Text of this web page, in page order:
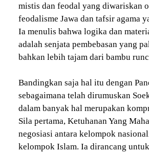
mistis dan feodal yang diwariskan
feodalisme Jawa dan tafsir agama
Ia menulis bahwa logika dan
adalah senjata pembebasan yang
bahkan lebih tajam dari bambu
Bandingkan saja hal itu dengan
sebagaimana telah dirumuskan
dalam banyak hal merupakan
Sila pertama, Ketuhanan Yang
negosiasi antara kelompok
kelompok Islam. Ia dirancang